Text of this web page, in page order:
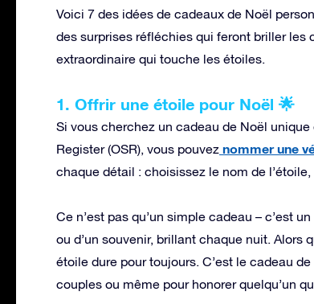
Voici 7 des idées de cadeaux de Noël
des surprises réfléchies qui feront briller
extraordinaire qui touche les étoiles.
1. Offrir une étoile pour Noël 🌟
Si vous cherchez un cadeau de Noël
Register (OSR), vous pouvez nommer une
chaque détail : choisissez le nom de
Ce n’est pas qu’un simple cadeau – c’est
ou d’un souvenir, brillant chaque nuit. Alors
étoile dure pour toujours. C’est le cadeau
couples ou même pour honorer quelqu’un